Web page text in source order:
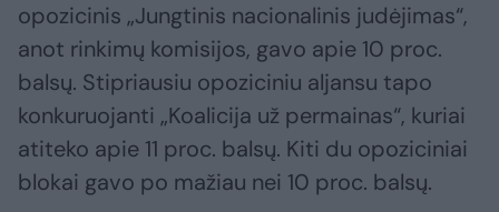
opozicinis „Jungtinis nacionalinis judėjimas“,
anot rinkimų komisijos, gavo apie 10 proc.
balsų. Stipriausiu opoziciniu aljansu tapo
konkuruojanti „Koalicija už permainas“, kuriai
atiteko apie 11 proc. balsų. Kiti du opoziciniai
blokai gavo po mažiau nei 10 proc. balsų.